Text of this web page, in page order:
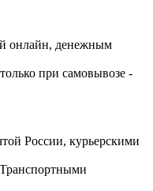
онлайн, денежным
при самовывозе -
России, курьерскими